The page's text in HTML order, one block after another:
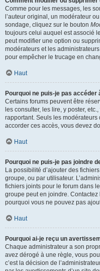
Comme pour les messages, les
l’auteur original, un modérateur
sondage, cliquez sur le bouton
toujours celui auquel est associé
peut modifier une option ou
modérateurs et les
pour empêcher le trucage en
Haut
Pourquoi ne puis-je pas accéder
Certains forums peuvent être
les consulter, les lire, y poster,
rapportant. Seuls les
accorder ces accès, vous devez
Haut
Pourquoi ne puis-je pas joindre
La possibilité d’ajouter des
groupe, ou par utilisateur.
fichiers joints pour le forum dans
groupe peut en joindre. Contactez
pourquoi vous ne pouvez pas
Haut
Pourquoi ai-je reçu un
Chaque administrateur a son
avez dérogé à une règle, vous
c’est la décision de